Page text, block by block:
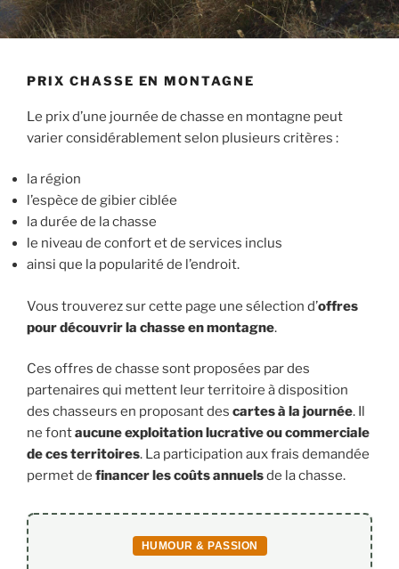
PRIX CHASSE EN MONTAGNE
Le prix d’une journée de chasse en montagne peut
varier considérablement selon plusieurs critères :
la région
l’espèce de gibier ciblée
la durée de la chasse
le niveau de confort et de services inclus
ainsi que la popularité de l’endroit.
Vous trouverez sur cette page une sélection d’offres
pour découvrir la chasse en montagne.
Ces offres de chasse sont proposées par des
partenaires qui mettent leur territoire à disposition
des chasseurs en proposant des cartes à la journée. Il
ne fontaucune exploitation lucrative ou commerciale
de ces territoires. La participation aux frais demandée
permet de financer les coûts annuelsde la chasse.
HUMOUR & PASSION